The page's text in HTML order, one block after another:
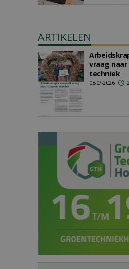
ARTIKELEN
vraag naar
techniek
08-07-2026